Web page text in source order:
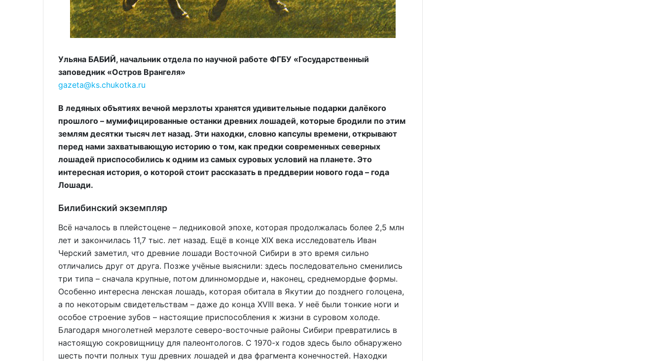
Ульяна БАБИЙ, начальник отдела по научной работе ФГБУ «Государственный
заповедник «Остров Врангеля»
gazeta@ks.chukotka.ru
В ледяных объятиях вечной мерзлоты хранятся удивительные подарки далёкого
прошлого – мумифицированные останки древних лошадей, которые бродили по этим
землям десятки тысяч лет назад. Эти находки, словно капсулы времени, открывают
перед нами захватывающую историю о том, как предки современных северных
лошадей приспособились к одним из самых суровых условий на планете. Это
интересная история, о которой стоит рассказать в преддверии нового года – года
Лошади.
Билибинский экземпляр
Всё началось в плейстоцене – ледниковой эпохе, которая продолжалась более 2,5 млн
лет и закончилась 11,7 тыс. лет назад. Ещё в конце XIX века исследователь Иван
Черский заметил, что древние лошади Восточной Сибири в это время сильно
отличались друг от друга. Позже учёные выяснили: здесь последовательно сменились
три типа – сначала крупные, потом длинномордые и, наконец, среднемордые формы.
Особенно интересна ленская лошадь, которая обитала в Якутии до позднего голоцена,
а по некоторым свидетельствам – даже до конца XVIII века. У неё были тонкие ноги и
особое строение зубов – настоящие приспособления к жизни в суровом холоде.
Благодаря многолетней мерзлоте северо-восточные районы Сибири превратились в
настоящую сокровищницу для палеонтологов. С 1970-х годов здесь было обнаружено
шесть почти полных туш древних лошадей и два фрагмента конечностей. Находки